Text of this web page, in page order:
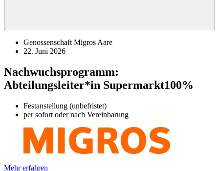
Genossenschaft Migros Aare
22. Juni 2026
Nachwuchsprogramm:
Abteilungsleiter*in Supermarkt100%
Festanstellung (unbefristet)
per sofort oder nach Vereinbarung
Mehr erfahren